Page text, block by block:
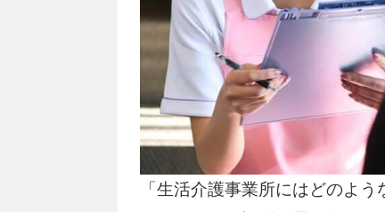
「生活介護事業所にはどのよ